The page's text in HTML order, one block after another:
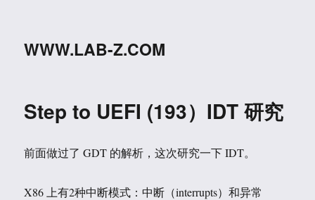
WWW.LAB-Z.COM
Step to UEFI (193）IDT 研究
前面做过了 GDT 的解析，这次研究一下 IDT。
X86 上有2种中断模式：中断（interrupts）和异常